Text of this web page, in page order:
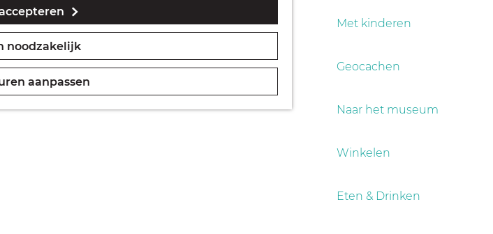
noodzakelijk
aanpassen
Met kinderen
Geocachen
Naar het museum
Winkelen
Eten & Drinken